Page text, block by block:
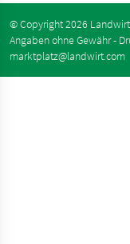
© Copyright 2026
Angaben ohne Gewähr -
marktplatz@landwirt.com